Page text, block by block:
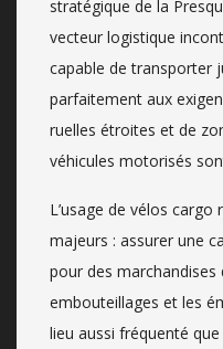
stratégique de la
vecteur logistique
capable de transporter
parfaitement aux
ruelles étroites et de
véhicules motorisés
L’usage de vélos
majeurs : assurer une
pour des
embouteillages et les
lieu aussi fréquenté que